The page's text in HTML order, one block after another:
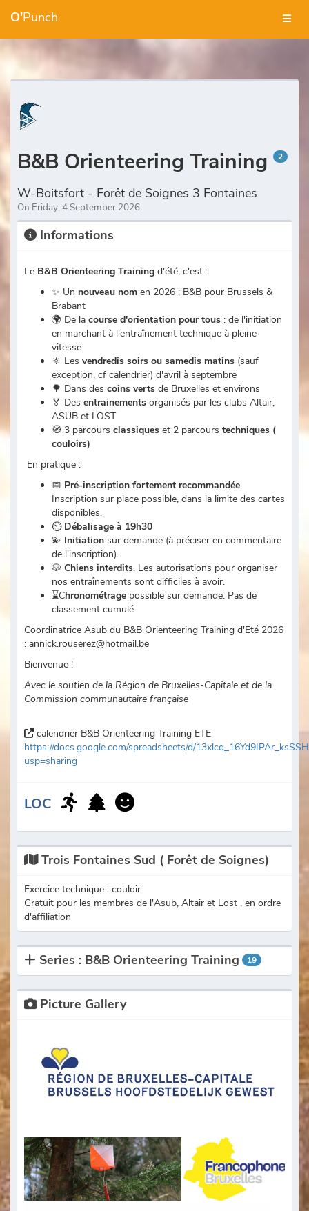
O'Punch
B&B Orienteering Training 2
W-Boitsfort - Forêt de Soignes 3 Fontaines
On Friday, 4 September 2026
Informations
Le B&B Orienteering Training d'été, c'est :
✨ Un nouveau nom en 2026 : B&B pour Brussels &
Brabant
🌍 De la course d'orientation pour tous : de l'initiation
en marchant à l'entraînement technique à pleine
vitesse
🔆 Les vendredis soirs ou samedis matins (sauf
exception, cf calendrier) d'avril à septembre
🌳 Dans des coins verts de Bruxelles et environs
🏅 Des entrainements organisés par les clubs Altaïr,
ASUB et LOST
🧭 3 parcours classiques et 2 parcours techniques (
couloirs)
En pratique :
📅 Pré-inscription fortement recommandée.
Inscription sur place possible, dans la limite des cartes
disponibles.
⏲ Débalisage à 19h30
💫 Initiation sur demande (à préciser en commentaire
de l'inscription).
🐶 Chiens interdits. Les autorisations pour organiser
nos entraînements sont difficiles à avoir.
⌛Chronométrage possible sur demande. Pas de
classement cumulé.
Coordinatrice Asub du B&B Orienteering Training d'Eté 2026
: annick.rouserez@hotmail.be
Bienvenue !
Avec le soutien de la Région de Bruxelles-Capitale et de la
Commission communautaire française
calendrier B&B Orienteering Training ETE
https://docs.google.com/spreadsheets/d/
usp=sharing
LOC
Trois Fontaines Sud ( Forêt de Soignes)
Exercice technique : couloir
Gratuit pour les membres de l'Asub, Altair et Lost , en ordre
d'affiliation
Series : B&B Orienteering Training 19
Picture Gallery